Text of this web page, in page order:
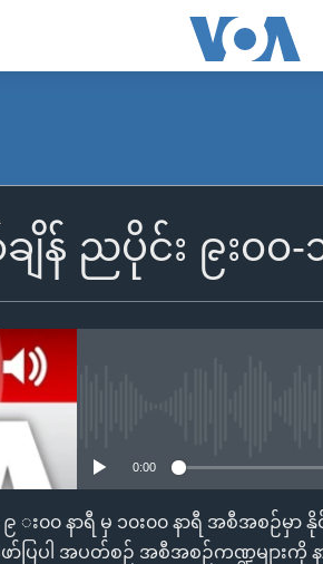
Apple Podcasts
Spotify
ျိန် ညပိုင်း ၉း၀၀-
0:00
၉ း၀၀ နာရီ မှ ၁၀း၀၀ နာရီ အစီအစဉ်မှာ
ာ်ပြပါ အပတ်စဉ် အစီအစဉ်ကဏ္ဍများကို